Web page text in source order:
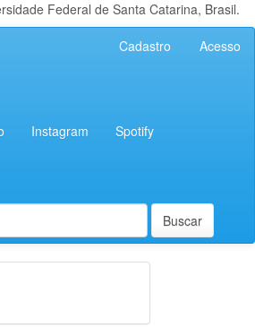
Federal de Santa Catarina, Brasil.
Cadastro Acesso
Instagram Spotify
Buscar